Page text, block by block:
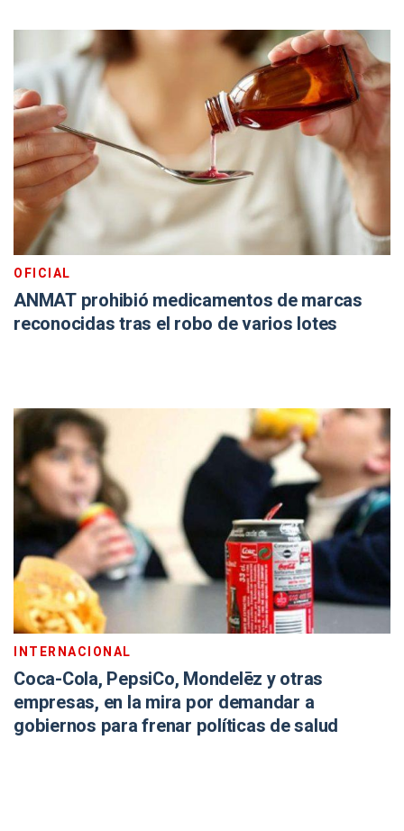
OFICIAL
ANMAT prohibió medicamentos de marcas
reconocidas tras el robo de varios lotes
INTERNACIONAL
Coca-Cola, PepsiCo, Mondelēz y otras
empresas, en la mira por demandar a
gobiernos para frenar políticas de salud